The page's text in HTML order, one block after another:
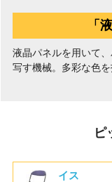
「
液晶パネルを用いて
写す機械。多彩な色
ピ
イス